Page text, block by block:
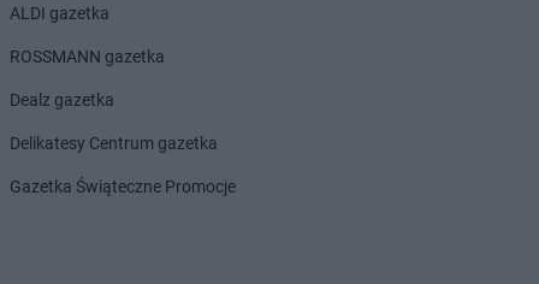
ALDI gazetka
ROSSMANN gazetka
Dealz gazetka
Delikatesy Centrum gazetka
Gazetka Świąteczne Promocje